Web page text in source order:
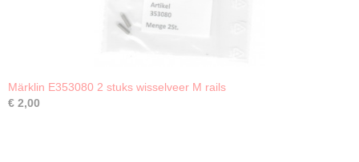
Märklin E353080 2 stuks wisselveer M rails
€ 2,00